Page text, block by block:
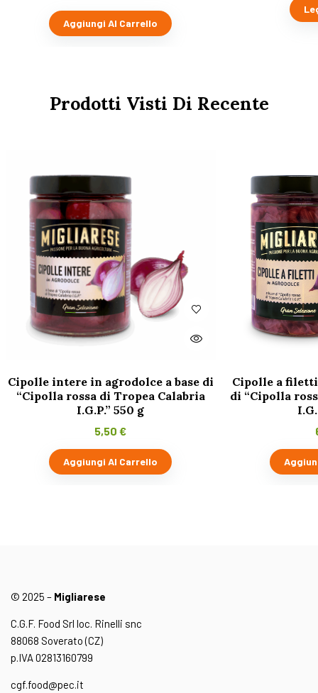
Aggiungi Al Carrello
Prodotti Visti Di Recente
Cipolle intere in agrodolce a base di
“Cipolla rossa di Tropea Calabria
I.G.P.” 550 g
5,50 €
Aggiungi Al Carrello
Cipolle a filetti
di “Cipolla
© 2025 – Migliarese
C.G.F. Food Srl loc. Rinelli snc
88068 Soverato (CZ)
p.IVA 02813160799
cgf.food@pec.it